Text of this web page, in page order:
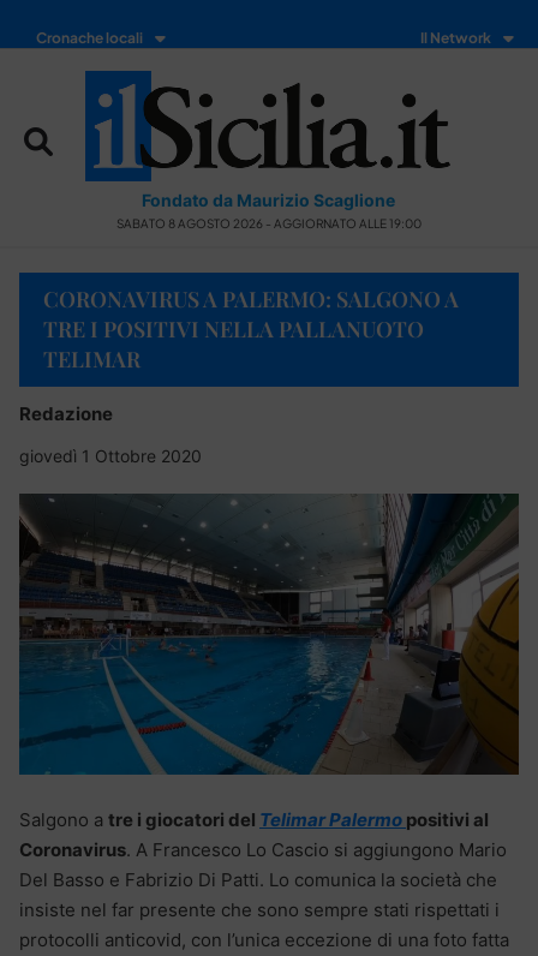
Cronache locali Il Network
Fondato da Maurizio Scaglione
SABATO 8 AGOSTO 2026 - AGGIORNATO ALLE 19:00
CORONAVIRUS A PALERMO: SALGONO A
TRE I POSITIVI NELLA PALLANUOTO
TELIMAR
Redazione
giovedì 1 Ottobre 2020
Salgono a tre i giocatori del Telimar Palermo positivi al
Coronavirus. A Francesco Lo Cascio si aggiungono Mario
Del Basso e Fabrizio Di Patti. Lo comunica la società che
insiste nel far presente che sono sempre stati rispettati i
protocolli anticovid, con l’unica eccezione di una foto fatta